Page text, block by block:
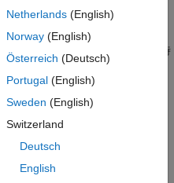
,decimalYear
を使用して、特定の場所と時
す。
Netherlands(English)
Norway(English)
Österreich (Deutsch)
Portugal(English)
Sweden (English)
Switzerland
Deutsch
English